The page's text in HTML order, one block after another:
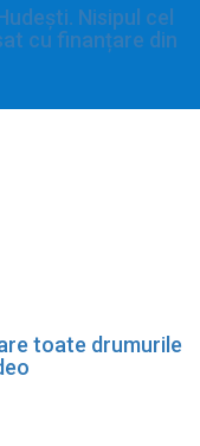
Nisipul cel
cu finanțare din
toate drumurile